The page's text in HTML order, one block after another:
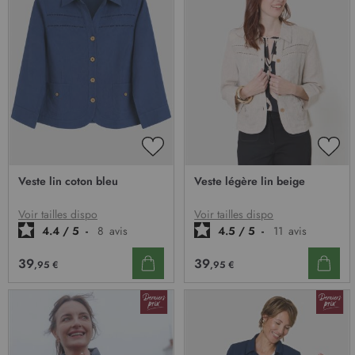
D’ENVIE
Veste lin coton bleu
Voir tailles dispo
4.4 / 5 - 8 avis
39,95 €
Veste légère lin beige
Voir tailles dispo
4.5 / 5 - 11 avis
39,95 €